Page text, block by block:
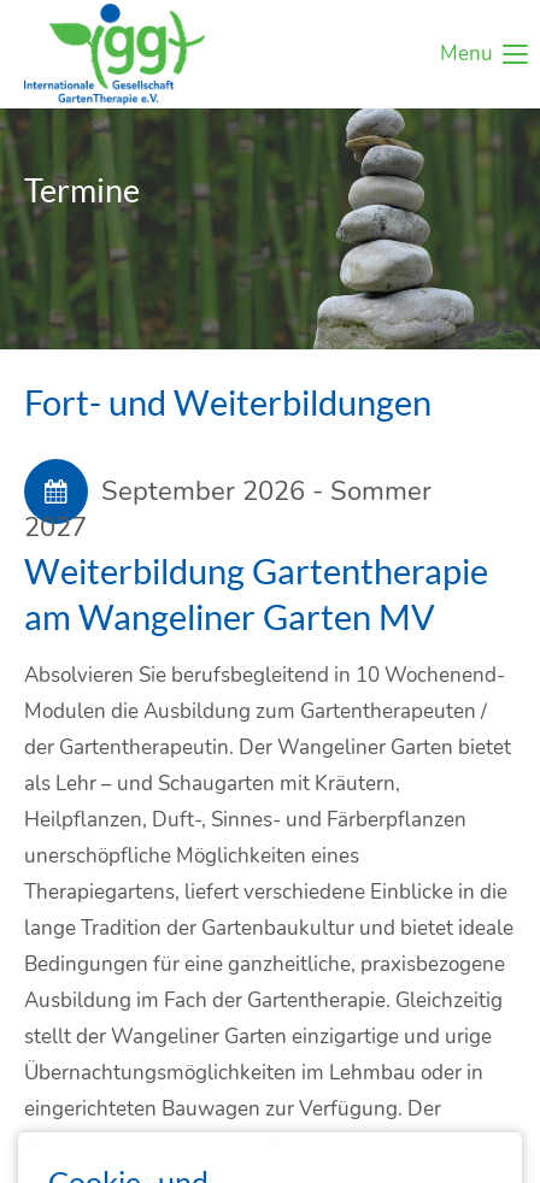
Menu
Termine
Fort- und Weiterbildungen
September 2026 - Sommer
2027
Weiterbildung Gartentherapie
am Wangeliner Garten MV
Absolvieren Sie berufsbegleitend in 10 Wochenend-
Modulen die Ausbildung zum Gartentherapeuten /
der Gartentherapeutin. Der Wangeliner Garten bietet
als Lehr – und Schaugarten mit Kräutern,
Heilpflanzen, Duft-, Sinnes- und Färberpflanzen
unerschöpfliche Möglichkeiten eines
Therapiegartens, liefert verschiedene Einblicke in die
lange Tradition der Gartenbaukultur und bietet ideale
Bedingungen für eine ganzheitliche, praxisbezogene
Ausbildung im Fach der Gartentherapie. Gleichzeitig
stellt der Wangeliner Garten einzigartige und urige
Übernachtungsmöglichkeiten im Lehmbau oder in
eingerichteten Bauwagen zur Verfügung. Der